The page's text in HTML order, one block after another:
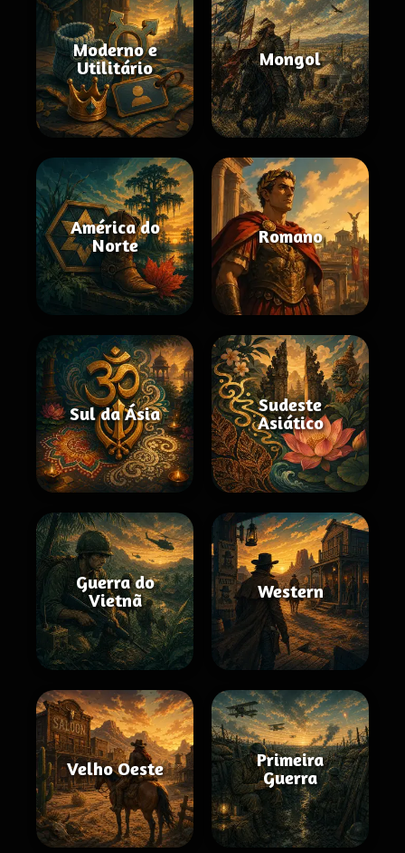
Moderno e
Utilitário
Mongol
América do
Norte
Romano
Sul da Ásia
Sudeste
Asiático
Guerra do
Vietnã
Western
Velho Oeste
Primeira
Guerra